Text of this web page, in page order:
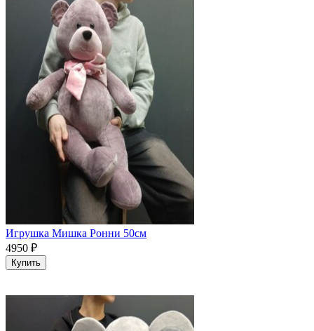
Игрушка Мишка Ронни 50см
4950 ₽
Купить